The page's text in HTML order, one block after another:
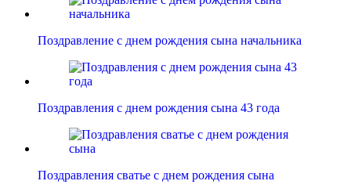
Поздравление с днем рождения сына начальника
Поздравления с днем рождения сына 43 года
Поздравления сватье с днем рождения сына